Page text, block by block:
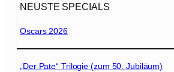
NEUSTE SPECIALS
Oscars 2026
„Der Pate“ Trilogie (zum 50. Jubiläum)